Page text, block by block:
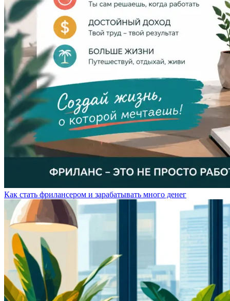
Как стать фрилансером и зарабатывать много денег